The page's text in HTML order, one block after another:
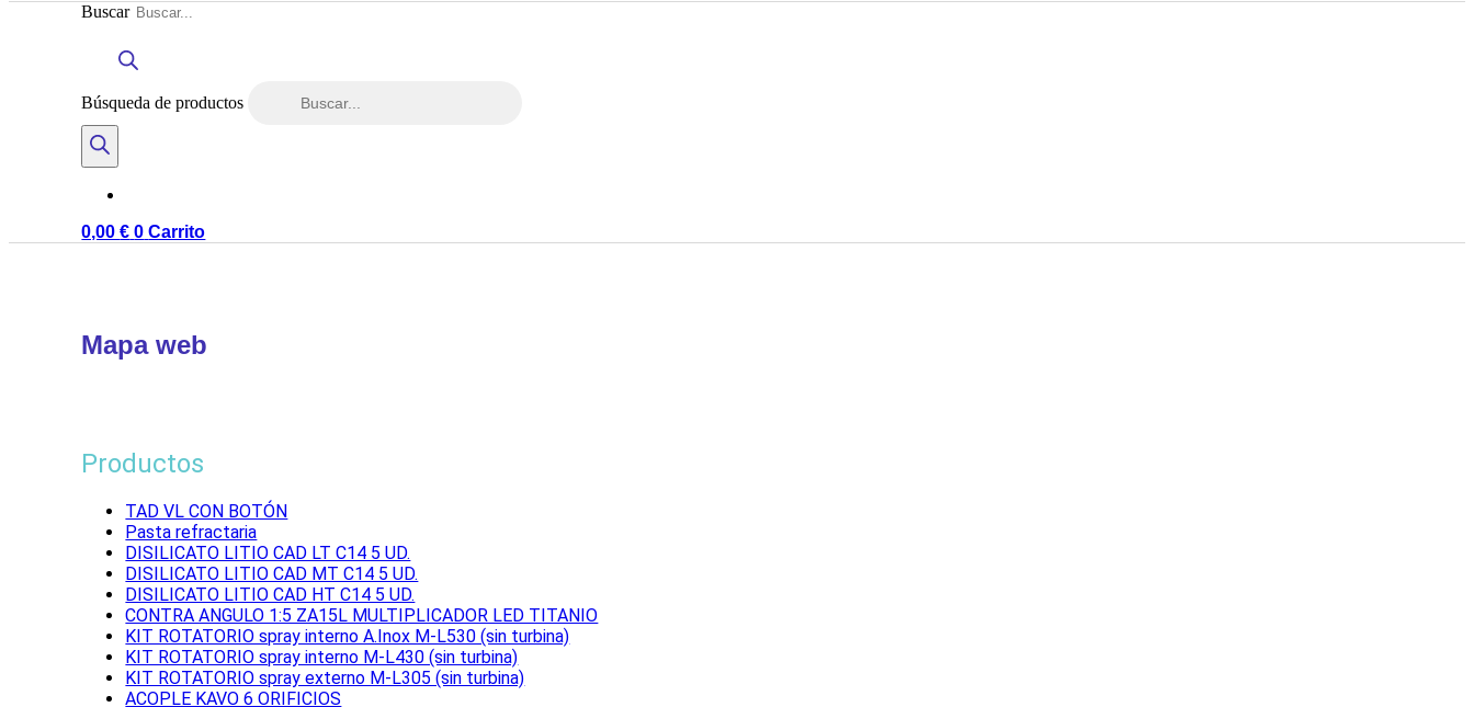
Buscar
Búsqueda de productos
0,00€ 0 Carrito
Mapa web
Productos
TAD VL CON BOTÓN
Pasta refractaria
DISILICATO LITIO CAD LT C14 5 UD.
DISILICATO LITIO CAD MT C14 5 UD.
DISILICATO LITIO CAD HT C14 5 UD.
CONTRA ANGULO 1:5 ZA15L MULTIPLICADOR LED TITANIO
KIT ROTATORIO spray interno A.Inox M-L530 (sin turbina)
KIT ROTATORIO spray interno M-L430 (sin turbina)
KIT ROTATORIO spray externo M-L305 (sin turbina)
ACOPLE KAVO 6 ORIFICIOS